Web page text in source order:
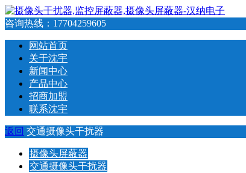
咨询热线： 17704259605
网站首页
关于沈宇
新闻中心
产品中心
招商加盟
联系沈宇
返回 交通摄像头干扰器
摄像头屏蔽器
交通摄像头干扰器